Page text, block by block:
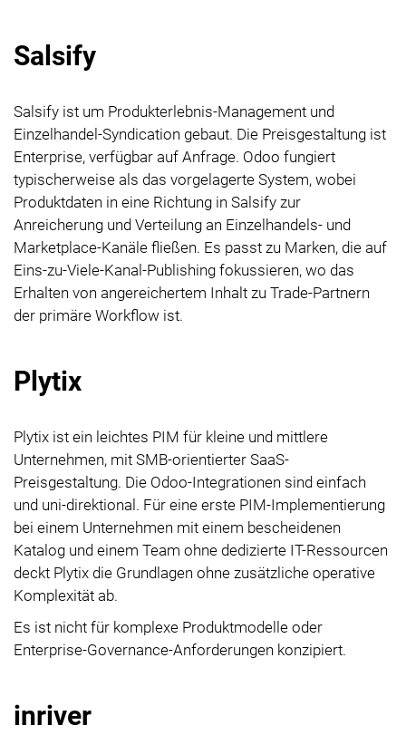
Salsify
Salsify ist um Produkterlebnis-Management und
Einzelhandel-Syndication gebaut. Die Preisgestaltung ist
Enterprise, verfügbar auf Anfrage. Odoo fungiert
typischerweise als das vorgelagerte System, wobei
Produktdaten in eine Richtung in Salsify zur
Anreicherung und Verteilung an Einzelhandels- und
Marketplace-Kanäle fließen. Es passt zu Marken, die auf
Eins-zu-Viele-Kanal-Publishing fokussieren, wo das
Erhalten von angereichertem Inhalt zu Trade-Partnern
der primäre Workflow ist.
Plytix
Plytix ist ein leichtes PIM für kleine und mittlere
Unternehmen, mit SMB-orientierter SaaS-
Preisgestaltung. Die Odoo-Integrationen sind einfach
und uni-direktional. Für eine erste PIM-Implementierung
bei einem Unternehmen mit einem bescheidenen
Katalog und einem Team ohne dedizierte IT-Ressourcen
deckt Plytix die Grundlagen ohne zusätzliche operative
Komplexität ab.
Es ist nicht für komplexe Produktmodelle oder
Enterprise-Governance-Anforderungen konzipiert.
inriver